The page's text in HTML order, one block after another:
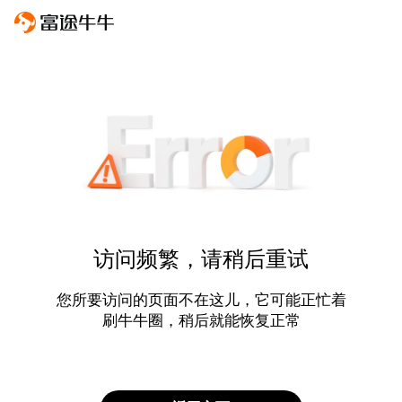
访问频繁，请稍后重试
您所要访问的页面不在这儿，它可能正忙着
刷牛牛圈，稍后就能恢复正常